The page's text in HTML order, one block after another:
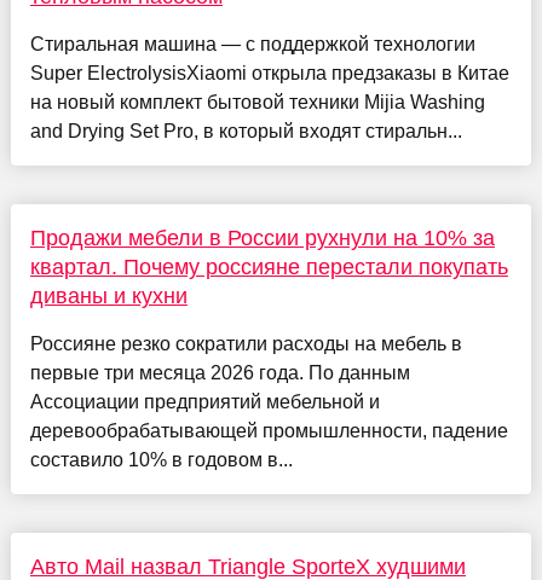
Стиральная машина — с поддержкой технологии
Super ElectrolysisXiaomi открыла предзаказы в Китае
на новый комплект бытовой техники Mijia Washing
and Drying Set Pro, в который входят стиральн...
Продажи мебели в России рухнули на 10% за
квартал. Почему россияне перестали покупать
диваны и кухни
Россияне резко сократили расходы на мебель в
первые три месяца 2026 года. По данным
Ассоциации предприятий мебельной и
деревообрабатывающей промышленности, падение
составило 10% в годовом в...
Авто Mail назвал Triangle SporteX худшими